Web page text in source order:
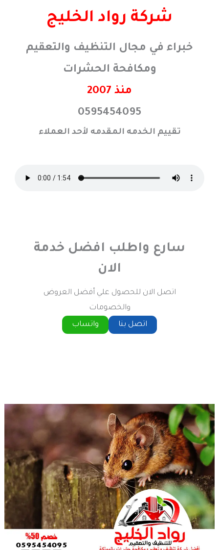
شركة رواد الخليج
خبراء في مجال التنظيف والتعقيم
ومكافحة الحشرات
منذ 2007
0595454095
تقييم الخدمه المقدمه لأحد العملاء
سارع واطلب افضل خدمة
الان
اتصل الان للحصول علي أفضل العروض
والخصومات
اتصل بنا
واتساب